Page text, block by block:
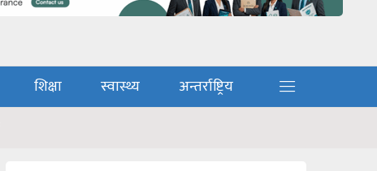
शिक्षा स्वास्थ्य
अन्तर्राष्ट्रिय